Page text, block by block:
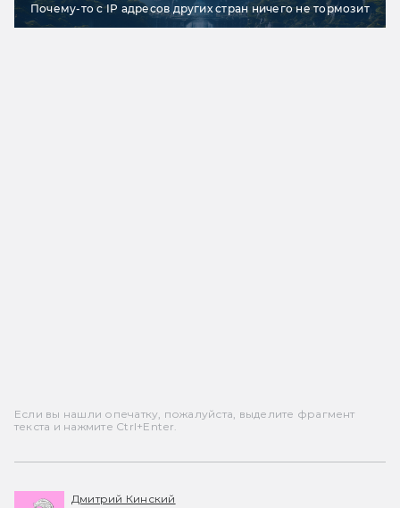
Почему-то с IP адресов других стран ничего не тормозит
Если вы нашли опечатку, пожалуйста, выделите фрагмент
текста и нажмите Ctrl+Enter.
Дмитрий Кинский